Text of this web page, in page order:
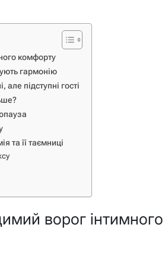
комфорту
гармонію
підступні гості
та її таємниці
ворог інтимного